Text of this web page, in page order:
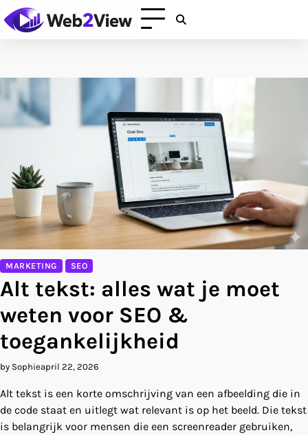
Skip
to
MARKETING SEO
Alt tekst: alles wat je moet
weten voor SEO &
toegankelijkheid
by Sophieapril 22, 2026
Alt tekst is een korte omschrijving van een afbeelding die in
de code staat en uitlegt wat relevant is op het beeld. Die tekst
is belangrijk voor mensen die een screenreader gebruiken,